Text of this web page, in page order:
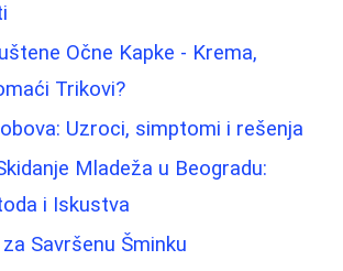
Očne Kapke - Krema,
Trikovi?
Uzroci, simptomi i rešenja
Mladeža u Beogradu:
i Iskustva
Savršenu Šminku